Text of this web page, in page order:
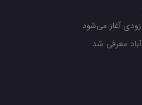
معرفی شد